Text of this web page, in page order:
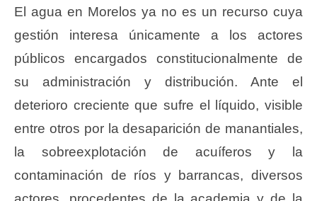
El agua en Morelos ya no es un recurso cuya
gestión interesa únicamente a los actores
públicos encargados constitucionalmente de
su administración y distribución. Ante el
deterioro creciente que sufre el líquido, visible
entre otros por la desaparición de manantiales,
la sobreexplotación de acuíferos y la
contaminación de ríos y barrancas, diversos